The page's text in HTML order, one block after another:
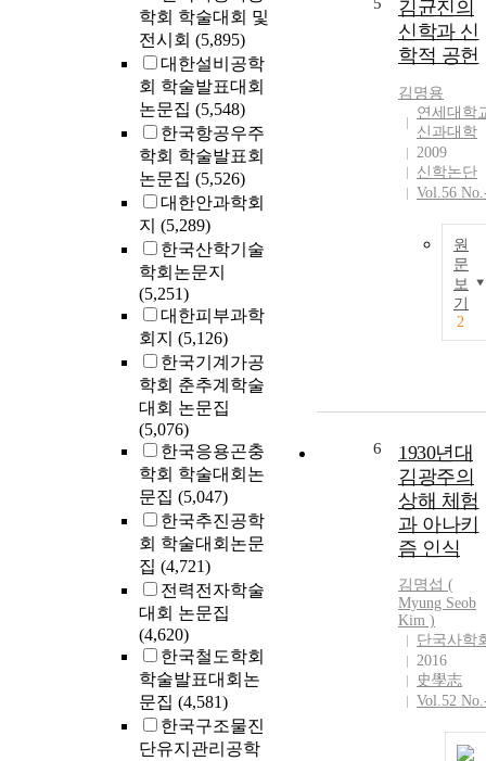
학회 학술대회 및
전시회 (5,895)
대한설비공학
회 학술발표대회
논문집 (5,548)
한국항공우주
학회 학술발표회
논문집 (5,526)
대한안과학회
지 (5,289)
한국산학기술
학회논문지
(5,251)
대한피부과학
회지 (5,126)
한국기계가공
학회 춘추계학술
대회 논문집
(5,076)
한국응용곤충
학회 학술대회논
문집 (5,047)
한국추진공학
회 학술대회논문
집 (4,721)
전력전자학술
대회 논문집
(4,620)
한국철도학회
학술발표대회논
문집 (4,581)
한국구조물진
단유지관리공학
5
김균진의
신학과 신
학적 공헌
김명용
연세대학
신과대학
2009
신학논단
Vol.56
원
문
보
기
2
6
1930년대
김광주의
상해 체험
과 아나키
즘 인식
김명섭 (
Myung Seob
Kim )
단국사학
2016
史學志
Vol.52